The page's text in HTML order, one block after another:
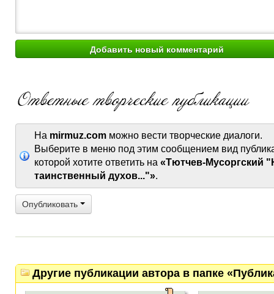
На mirmuz.com можно вести творческие диалоги.
Выберите в меню под этим сообщением вид
которой хотите ответить на «Тютчев-Мусоргский
таинственный духов..."».
Опубликовать
Другие публикации автора в папке